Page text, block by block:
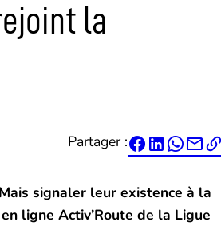
la
Partager :  
signaler leur existence à la
ligne Activ’Route de la Ligue